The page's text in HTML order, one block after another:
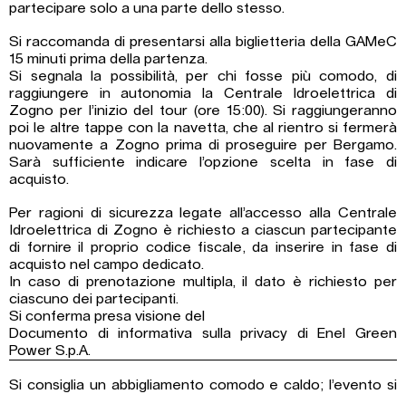
partecipare solo a una parte dello stesso.
Si raccomanda di presentarsi alla biglietteria della GAMeC
15 minuti prima della partenza.
Si segnala la possibilità, per chi fosse più comodo, di
raggiungere in autonomia la Centrale Idroelettrica di
Zogno per l’inizio del tour (ore 15:00). Si raggiungeranno
poi le altre tappe con la navetta, che al rientro si fermerà
nuovamente a Zogno prima di proseguire per Bergamo.
Sarà sufficiente indicare l’opzione scelta in fase di
acquisto.
Per ragioni di sicurezza legate all’accesso alla Centrale
Idroelettrica di Zogno è richiesto a ciascun partecipante
di fornire il proprio codice fiscale, da inserire in fase di
acquisto nel campo dedicato.
In caso di prenotazione multipla, il dato è richiesto per
ciascuno dei partecipanti.
Si conferma presa visione del
Documento di informativa sulla privacy di Enel Green
Power S.p.A.
Si consiglia un abbigliamento comodo e caldo; l’evento si